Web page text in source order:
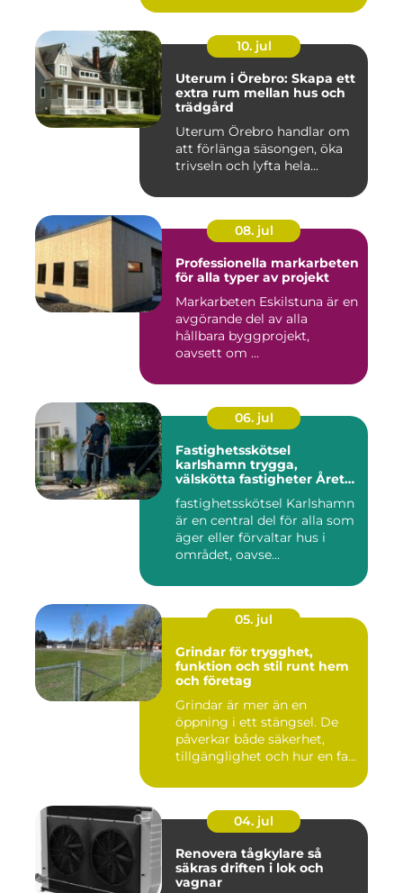
10. jul
Uterum i Örebro: Skapa ett
extra rum mellan hus och
trädgård
Uterum Örebro handlar om
att förlänga säsongen, öka
trivseln och lyfta hela...
08. jul
Professionella markarbeten
för alla typer av projekt
Markarbeten Eskilstuna är en
avgörande del av alla
hållbara byggprojekt,
oavsett om ...
06. jul
Fastighetsskötsel
karlshamn trygga,
välskötta fastigheter Året
fastighetsskötsel Karlshamn
är en central del för alla som
äger eller förvaltar hus i
området, oavse...
05. jul
Grindar för trygghet,
funktion och stil runt hem
och företag
Grindar är mer än en
öppning i ett stängsel. De
påverkar både säkerhet,
tillgänglighet och hur en fa...
04. jul
Renovera tågkylare så
säkras driften i lok och
vagnar